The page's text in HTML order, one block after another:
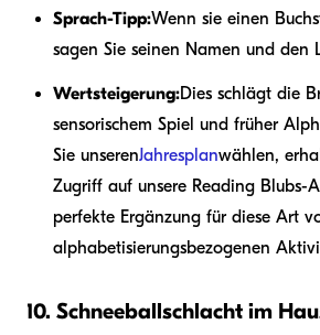
Sprach-Tipp:Wenn sie einen
sagen Sie seinen Namen und den
Wertsteigerung:Dies schlägt die
sensorischem Spiel und früher
Sie unserenJahresplanwählen,
Zugriff auf unsere Reading Blubs-
perfekte Ergänzung für diese Art
alphabetisierungsbezogenen
10. Schneeballschlacht im